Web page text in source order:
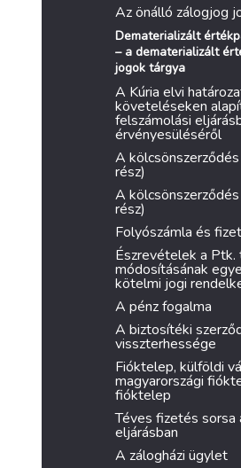
Az önálló zálogjog
Dematerializált
– a dematerializált
jogok tárgya
A Kúria elvi
követeléseken
felszámolási
érvényesüléséről
A
rész)
A
rész)
Folyószámla és
Észrevételek a
módosításának
kötelmi jogi
A pénz fogalma
A biztosítéki
visszterhessége
Fióktelep, külföldi
magyarországi
fióktelep
Téves fizetés sorsa
eljárásban
A zálogházi ügylet